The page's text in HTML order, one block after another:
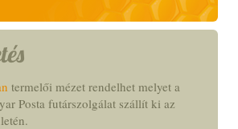
termelői mézet rendelhet melyet a
Posta futárszolgálat szállít ki az